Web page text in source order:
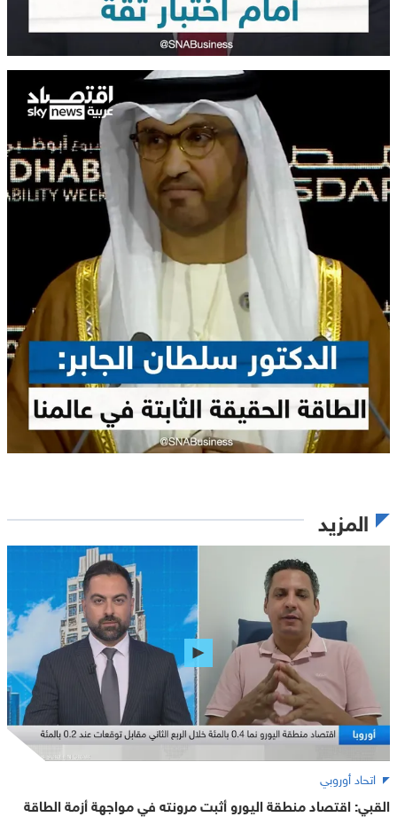
المزيد
اتحاد أوروبي
القبي: اقتصاد منطقة اليورو أثبت مرونته في مواجهة أزمة الطاقة